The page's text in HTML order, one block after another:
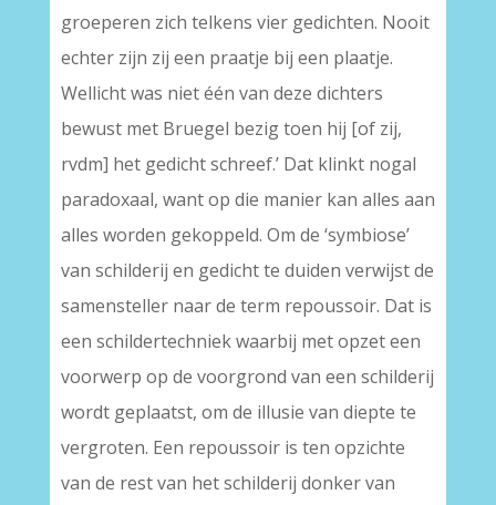
groeperen zich telkens vier gedichten. Nooit
echter zijn zij een praatje bij een plaatje.
Wellicht was niet één van deze dichters
bewust met Bruegel bezig toen hij [of zij,
rvdm] het gedicht schreef.’ Dat klinkt nogal
paradoxaal, want op die manier kan alles aan
alles worden gekoppeld. Om de ‘symbiose’
van schilderij en gedicht te duiden verwijst de
samensteller naar de term repoussoir. Dat is
een schildertechniek waarbij met opzet een
voorwerp op de voorgrond van een schilderij
wordt geplaatst, om de illusie van diepte te
vergroten. Een repoussoir is ten opzichte
van de rest van het schilderij donker van